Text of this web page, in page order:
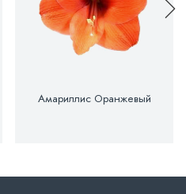
Амариллис Оранжевый